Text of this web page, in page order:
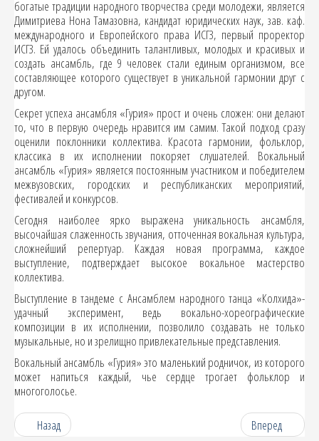
богатые традиции народного творчества среди молодежи, является
Димитриева Нона Тамазовна, кандидат юридических наук, зав. каф.
международного и Европейского права ИСГЗ, первый проректор
ИСГЗ. Ей удалось объединить талантливых, молодых и красивых и
создать ансамбль, где 9 человек стали единым организмом, все
составляющее которого существует в уникальной гармонии друг с
другом.
Секрет успеха ансамбля «Гурия» прост и очень сложен: они делают
то, что в первую очередь нравится им самим. Такой подход сразу
оценили поклонники коллектива. Красота гармонии, фольклор,
классика в их исполнении покоряет слушателей. Вокальный
ансамбль «Гурия» является постоянным участником и победителем
межвузовских, городских и республиканских мероприятий,
фестивалей и конкурсов.
Сегодня наиболее ярко выражена уникальность ансамбля,
высочайшая слаженность звучания, отточенная вокальная культура,
сложнейший репертуар. Каждая новая программа, каждое
выступление, подтверждает высокое вокальное мастерство
коллектива.
Выступление в тандеме с Ансамблем народного танца «Колхида»-
удачный эксперимент, ведь вокально-хореографические
композиции в их исполнении, позволило создавать не только
музыкальные, но и зрелищно привлекательные представления.
Вокальный ансамбль «Гурия» это маленький родничок, из которого
может напиться каждый, чье сердце трогает фольклор и
многоголосье.
Назад Вперед